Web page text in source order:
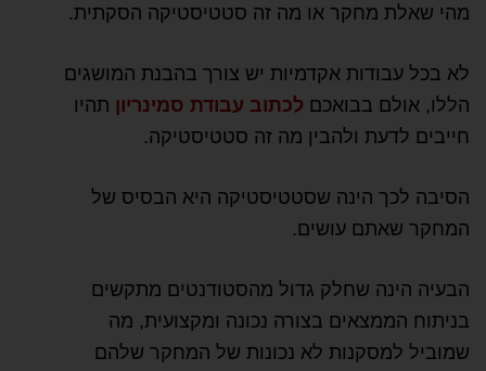
מהי שאלת מחקר או מה זה סטטיסטיקה הסקתית.
לא בכל עבודות אקדמיות יש צורך בהבנת המושגים
הללו, אולם בבואכם לכתוב עבודת סמינריון תהיו
חייבים לדעת ולהבין מה זה סטטיסטיקה.
הסיבה לכך הינה שסטטיסטיקה היא הבסיס של
המחקר שאתם עושים.
הבעיה הינה שחלק גדול מהסטודנטים מתקשים
בניתוח הממצאים בצורה נכונה ומקצועית, מה
שמוביל למסקנות לא נכונות של המחקר שלהם